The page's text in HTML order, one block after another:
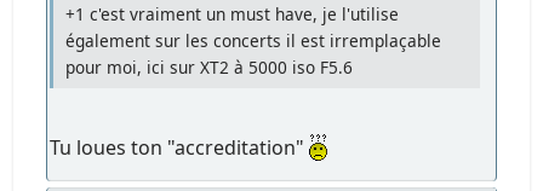
+1 c'est vraiment un must have, je l'utilise
également sur les concerts il est irremplaçable
pour moi, ici sur XT2 à 5000 iso F5.6
Tu loues ton "accreditation"